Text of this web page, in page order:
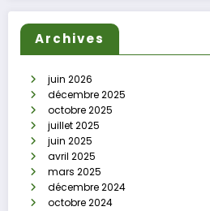
Archives
juin 2026
décembre 2025
octobre 2025
juillet 2025
juin 2025
avril 2025
mars 2025
décembre 2024
octobre 2024